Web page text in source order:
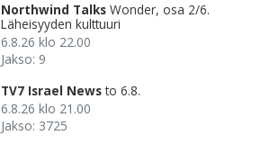
Northwind Talks Wonder, osa 2/6.
Läheisyyden kulttuuri
6.8.26 klo 22.00
Jakso: 9
TV7 Israel News to 6.8.
6.8.26 klo 21.00
Jakso: 3725